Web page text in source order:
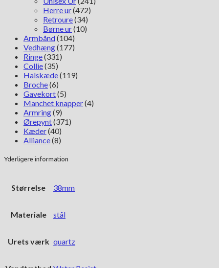
Herre ur(472)
Retroure(34)
Børne ur(10)
Armbånd(104)
Vedhæng(177)
Ringe(331)
Collie(35)
Halskæde(119)
Broche(6)
Gavekort(5)
Manchet knapper(4)
Armring(9)
Ørepynt(371)
Kæder(40)
Alliance(8)
Yderligere information
Størrelse 38mm
Materiale stål
Urets værk quartz